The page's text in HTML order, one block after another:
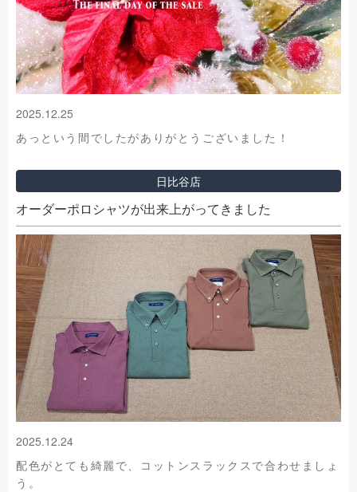
2025.12.25
あっという間でしたがありがとうございました！
日比谷店
オーダーポロシャツが出来上がってきました
2025.12.24
配色がとても綺麗で、コットンスラックスで合わせましょ
う。